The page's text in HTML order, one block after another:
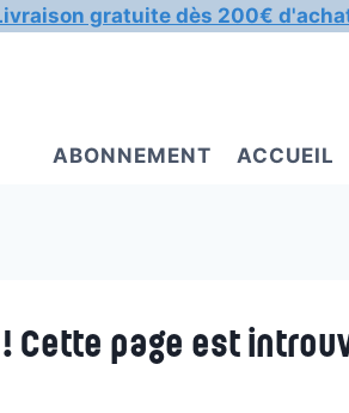
gratuite dès 200€
ABONNEMENT ACCUEIL
! Cette page est